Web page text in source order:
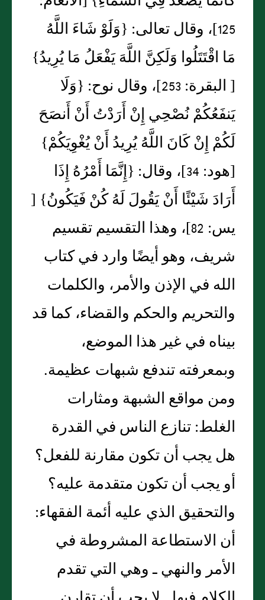
125‏]‏، وقال تعالى‏:‏ ‏{‏وَلَوْ شَاءَ اللَّهُ
مَا اقْتَتَلُوا وَلَكِنَّ اللَّهَ يَفْعَلُ مَا يُرِيدُ‏}‏
‏[‏ البقرة‏:‏ 253‏]‏، وقال نوح‏:‏ ‏{‏وَلَا
يَنفَعُكُمْ نُصْحِي إِنْ أَرَدْتُ أَنْ أَنصَحَ
لَكُمْ إِنْ كَانَ اللَّهُ يُرِيدُ أَنْ يُغْوِيَكُمْ‏}‏
‏[‏هود‏:‏ 34‏]‏، وقال‏:‏ ‏{‏إِنَّمَا أَمْرُهُ إِذَا
أَرَادَ شَيْئًا أَنْ يَقُولَ لَهُ كُنْ فَيَكُونُ‏}‏ ‏[‏
يس‏:‏ 82‏]‏، وهذا التقسيم تقسيم
شريف، وهو أيضًا وارد في كتاب
الله في الإذن والأمر، والكلمات
والتحريم والحكم والقضاء، كما قد
بيناه في غير هذا الموضع،
وبمعرفته تندفع شبهات عظيمة‏.‏
ومن مواقع الشبهة ومثارات
الغلط‏:‏ تنازع الناس في القدرة
هل يجب أن تكون مقارنة للفعل‏؟‏
أو يجب أن تكون متقدمة عليه‏؟‏
والتحقيق الذي عليه أئمة الفقهاء‏:‏
أن الاستطاعة المشروطة في
الأمر والنهي ـ وهي التي تقدم